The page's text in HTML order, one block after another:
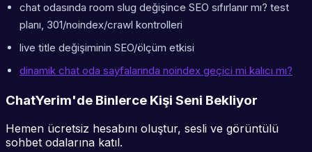
chat odasında room slug değişince SEO sıfırlanır mı? test
planı, 301/noindex/crawl kontrolleri
live title değişiminin SEO/ölçüm etkisi
dinamik chat oda sayfalarında noindex geçici mi kalıcı mı?
ChatYerim'de Binlerce Kişi Seni Bekliyor
Hemen ücretsiz hesabını oluştur, sesli ve görüntülü
sohbet odalarına katıl.